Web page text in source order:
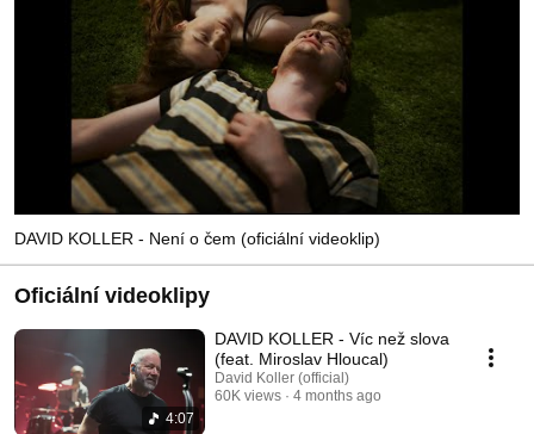
DAVID KOLLER - Není o čem (oficiální videoklip)
Oficiální videoklipy
4:07
DAVID KOLLER - Víc než slova
(feat. Miroslav Hloucal)
David Koller (official)
60K views
4 months ago